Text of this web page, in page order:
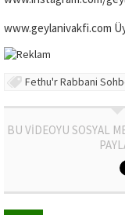
www.geylanivakfi.com
Fethu'r Rabbani
BU VİDEOYU SOSYAL